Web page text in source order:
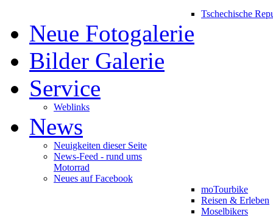
Tschechische
Neue Fotogalerie
Bilder Galerie
Service
Weblinks
News
Neuigkeiten dieser Seite
News-Feed - rund ums
Motorrad
Neues auf Facebook
moTourbike
Reisen & Erleben
Moselbikers